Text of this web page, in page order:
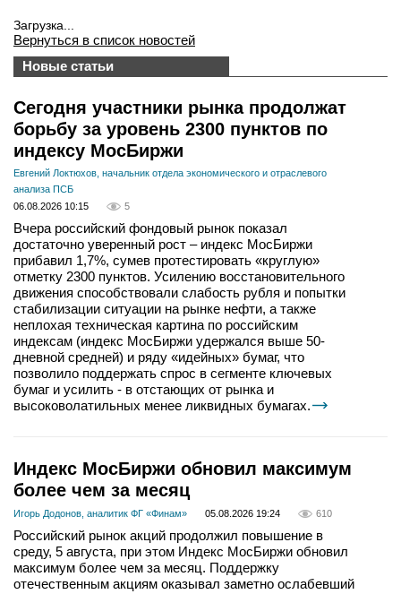
Загрузка...
Вернуться в список новостей
Новые статьи
Сегодня участники рынка продолжат
борьбу за уровень 2300 пунктов по
индексу МосБиржи
Евгений Локтюхов, начальник отдела экономического и отраслевого
анализа ПСБ
06.08.2026 10:15
5
Вчера российский фондовый рынок показал
достаточно уверенный рост – индекс МосБиржи
прибавил 1,7%, сумев протестировать «круглую»
отметку 2300 пунктов. Усилению восстановительного
движения способствовали слабость рубля и попытки
стабилизации ситуации на рынке нефти, а также
неплохая техническая картина по российским
индексам (индекс МосБиржи удержался выше 50-
дневной средней) и ряду «идейных» бумаг, что
позволило поддержать спрос в сегменте ключевых
бумаг и усилить - в отстающих от рынка и
высоковолатильных менее ликвидных бумагах.
Индекс МосБиржи обновил максимум
более чем за месяц
Игорь Додонов, аналитик ФГ «Финам» 05.08.2026 19:24 610
Российский рынок акций продолжил повышение в
среду, 5 августа, при этом Индекс МосБиржи обновил
максимум более чем за месяц. Поддержку
отечественным акциям оказывал заметно ослабевший